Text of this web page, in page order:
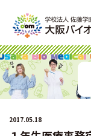
2017.05.18